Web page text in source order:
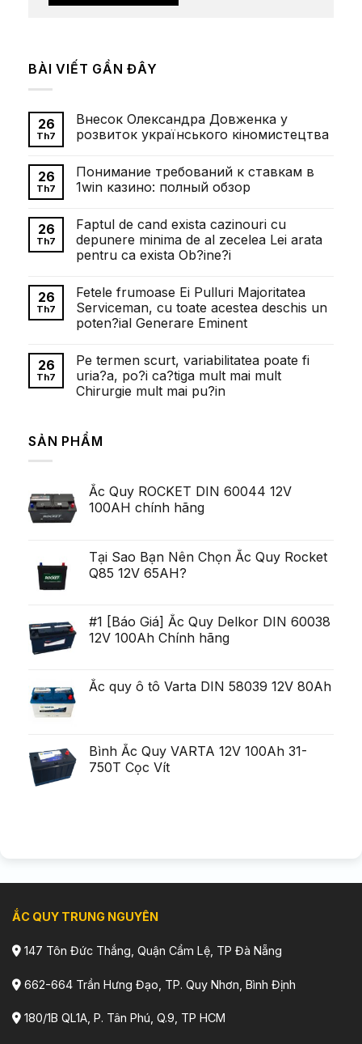
BÀI VIẾT GẦN ĐÂY
26
Th7
Внесок Олександра Довженка у
розвиток українського кіномистецтва
bình
luận
ở
Довженка
розвиток
українського
кіномистецтва
26
Th7
Понимание требований к ставкам в
1win казино: полный обзор
bình
luận
ở
Понимание
требований
ставкам
в
1win
казино:
полный
26
Th7
Faptul de cand exista cazinouri cu
depunere minima de al zecelea Lei arata
pentru ca exista Ob?ine?i
bình
luận
ở
Faptul
de
exista
cazinouri
cu
depunere
minima
Lei
arata
exista
Ob?
ine?
i
26
Th7
Fetele frumoase Ei Pulluri Majoritatea
Serviceman, cu toate acestea deschis un
poten?ial Generare Eminent
bình
luận
ở
Fetele
frumoase
Majoritatea
Serviceman,
deschis
poten?
ial
26
Th7
Pe termen scurt, variabilitatea poate fi
uria?a, po?i ca?tiga mult mai mult
Chirurgie mult mai pu?in
luận
ở
variabilitatea
poate
fi
tiga
Chirurgie
mult
mai
SẢN PHẨM
Ắc Quy ROCKET DIN 60044 12V
100AH chính hãng
Tại Sao Bạn Nên Chọn Ắc Quy Rocket
Q85 12V 65AH?
#1 [Báo Giá] Ắc Quy Delkor DIN 60038
12V 100Ah Chính hãng
Ắc quy ô tô Varta DIN 58039 12V 80Ah
Bình Ắc Quy VARTA 12V 100Ah 31-
750T Cọc Vít
ẮC QUY TRUNG NGUYÊN
147 Tôn Đức Thắng, Quận Cẩm Lệ, TP Đà Nẵng
662-664 Trần Hưng Đạo, TP. Quy Nhơn, Bình Định
180/1B QL1A, P. Tân Phú, Q.9, TP HCM